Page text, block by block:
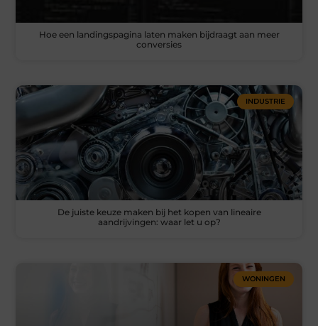
Hoe een landingspagina laten maken bijdraagt aan meer
conversies
INDUSTRIE
De juiste keuze maken bij het kopen van lineaire
aandrijvingen: waar let u op?
WONINGEN